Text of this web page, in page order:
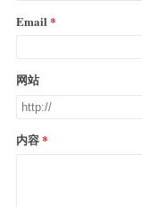
Email
网站
内容